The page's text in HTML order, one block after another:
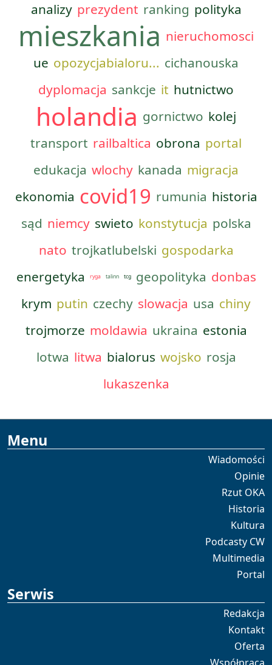
analizy prezydent ranking polityka
mieszkania nieruchomosci
ue opozycjabialoru... cichanouska
dyplomacja sankcje it hutnictwo
holandia gornictwo kolej
transport railbaltica obrona portal
edukacja wlochy kanada migracja
ekonomia covid19 rumunia historia
sąd niemcy swieto konstytucja polska
nato trojkatlubelski gospodarka
energetyka
ryga talinn tcg geopolityka donbas
krym putin czechy slowacja usa chiny
trojmorze moldawia ukraina estonia
lotwa litwa bialorus wojsko rosja
lukaszenka
Menu
Wiadomości
Opinie
Rzut OKA
Historia
Kultura
Podcasty CW
Multimedia
Portal
Serwis
Redakcja
Kontakt
Oferta